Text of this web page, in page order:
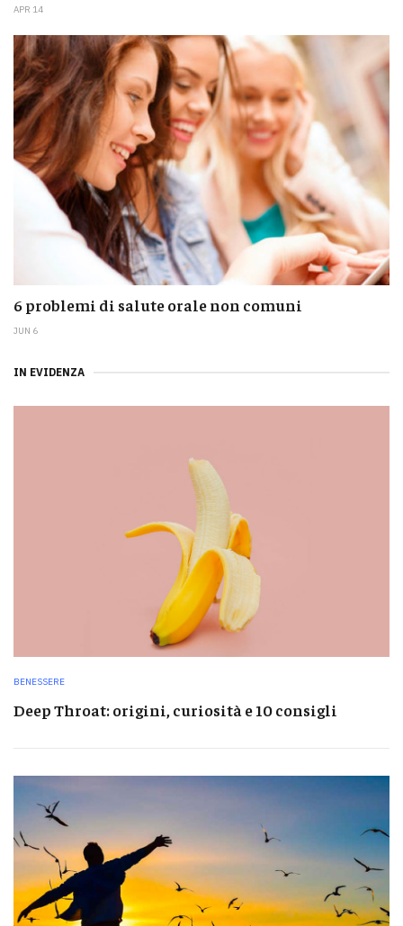
APR 14
6 problemi di salute orale non comuni
JUN 6
IN EVIDENZA
BENESSERE
Deep Throat: origini, curiosità e 10 consigli